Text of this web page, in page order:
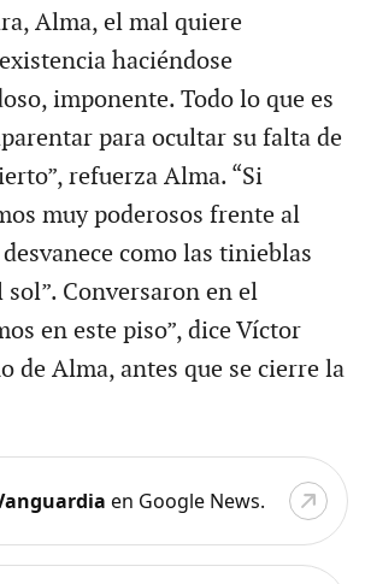
Alma, el mal quiere
haciéndose
imponente. Todo lo que es
para ocultar su falta de
refuerza Alma. “Si
muy poderosos frente al
como las tinieblas
Conversaron en el
en este piso”, dice Víctor
de Alma, antes que se cierre la
en Google News.